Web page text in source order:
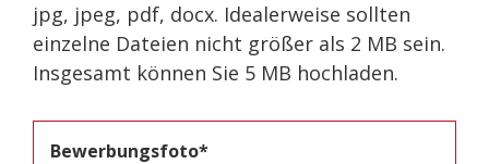
jpg, jpeg, pdf, docx. Idealerweise sollten
einzelne Dateien nicht größer als 2 MB sein.
Insgesamt können Sie 5 MB hochladen.
Bewerbungsfoto*